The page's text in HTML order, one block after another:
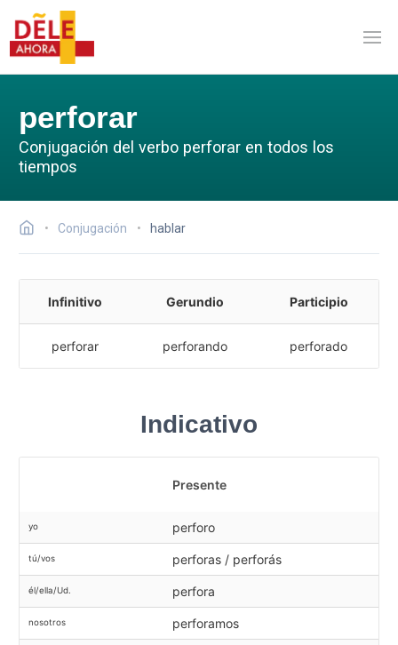
perforar
Conjugación del verbo perforar en todos los
tiempos
Conjugación hablar
Infinitivo Gerundio Participio
perforar perforando perforado
Indicativo
Presente
yo perforo
tú/vos perforas / perforás
él/ella/Ud. perfora
nosotros perforamos